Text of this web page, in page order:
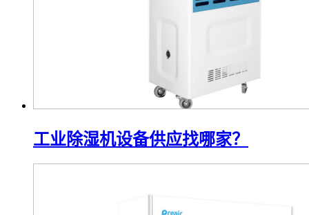
工业除湿机设备供应找哪家？